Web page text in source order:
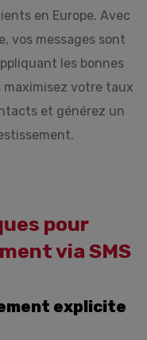
en Europe. Avec
vos messages sont
les bonnes
maximisez votre taux
et générez un
pour
via SMS
explicite